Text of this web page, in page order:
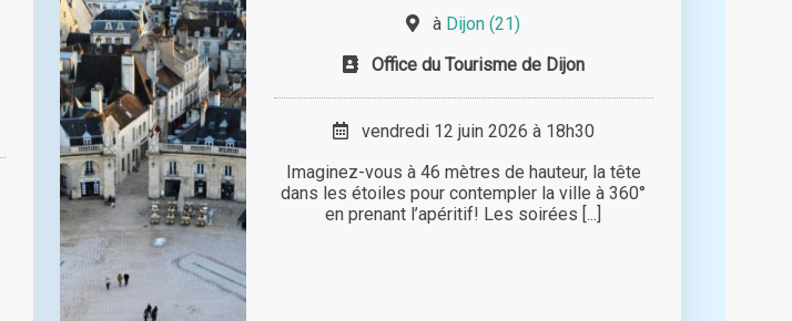
à Dijon (21)
Office du Tourisme de Dijon
vendredi 12 juin 2026 à 18h30
Imaginez-vous à 46 mètres de hauteur, la tête
dans les étoiles pour contempler la ville à 360°
en prenant l’apéritif! Les soirées [...]